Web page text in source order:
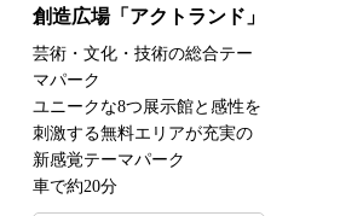
創造広場「アクトランド」
芸術・文化・技術の総合テー
マパーク
ユニークな8つ展示館と感性を
刺激する無料エリアが充実の
新感覚テーマパーク
車で約20分